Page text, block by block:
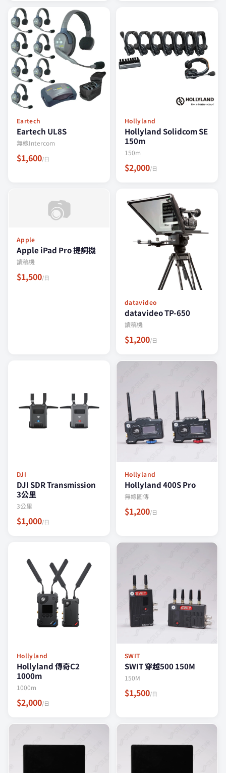
Eartech
Eartech UL8S
無線Intercom
$1,600/日
Hollyland
Hollyland Solidcom SE
150m
150m
$2,000/日
📷
Apple
Apple iPad Pro 提詞機
讀稿機
$1,500/日
datavideo
datavideo TP-650
讀稿機
$1,200/日
DJI
DJI SDR Transmission
3公里
3公里
$1,000/日
Hollyland
Hollyland 400S Pro
無線圖傳
$1,200/日
Hollyland
Hollyland 傳奇C2
1000m
1000m
$2,000/日
SWIT
SWIT 穿越500 150M
150M
$1,500/日